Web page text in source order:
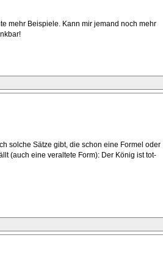
mehr Beispiele. Kann mir jemand noch mehr
solche Sätze gibt, die schon eine Formel oder
(auch eine veraltete Form): Der König ist tot-